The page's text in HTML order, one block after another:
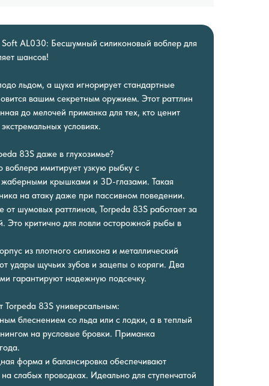
Soft AL030: Бесшумный силиконовый воблер для
шансов!
льдом, а щука игнорирует стандартные
вашим секретным оружием. Этот раттлин
до мелочей приманка для тех, кто ценит
условиях.
83S даже в глухозимье?
воблера имитирует узкую рыбку с
жаберными крышками и 3D-глазами. Такая
на атаку даже при пассивном поведении.
шумовых раттлинов, Torpeda 83S работает за
Это критично для ловли осторожной рыбы в
из плотного силикона и металлический
удары щучьих зубов и зацепы о коряги. Два
гарантируют надежную подсечку.
Torpeda 83S универсальным:
блеснением со льда или с лодки, а в теплый
на русловые бровки. Приманка
форма и балансировка обеспечивают
слабых проводках. Идеально для ступенчатой